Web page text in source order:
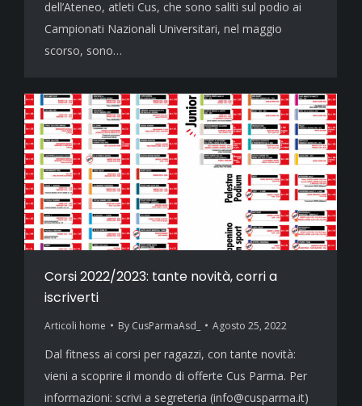
dell’Ateneo, atleti Cus, che sono saliti sul podio ai
Campionati Nazionali Universitari, nel maggio
scorso, sono…
Corsi 2022/2023: tante novità, corri a
iscriverti
Articoli home By CusParmaAsd_ Agosto 25, 2022
Dal fitness ai corsi per ragazzi, con tante novità:
vieni a scoprire il mondo di offerte Cus Parma. Per
informazioni: scrivi a segreteria (info@cusparma.it)